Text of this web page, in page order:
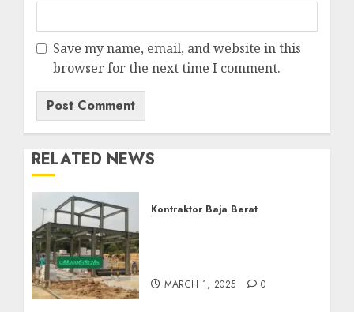
Save my name, email, and website in this
browser for the next time I comment.
RELATED NEWS
Kontraktor Baja Berat
MARCH 1, 2025 0